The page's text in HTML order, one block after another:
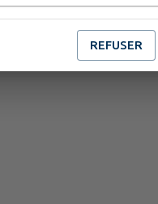
REFUSER